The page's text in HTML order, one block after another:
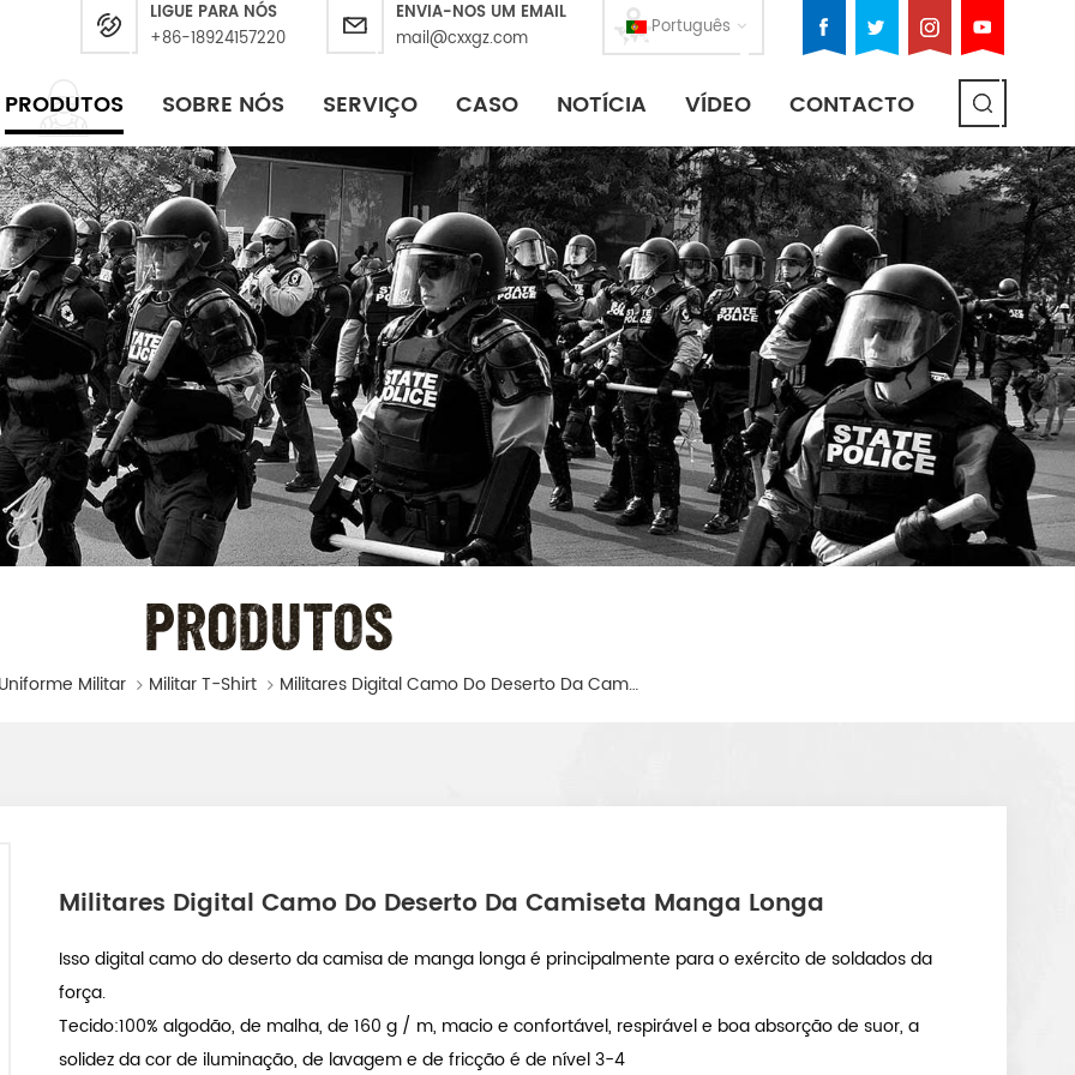
Português
LIGUE PARA NÓS
+86-18924157220
ENVIA-NOS UM EMAIL
mail@cxxgz.com
PRODUTOS SOBRE NÓS SERVIÇO CASO NOTÍCIA VÍDEO CONTACTO
PRODUTOS
Militar Militar T-Shirt Militares Digital Camo Do Deserto Da Camiseta Manga Longa
Militares Digital Camo Do Deserto Da Camiseta Manga Longa
Isso digital camo do deserto da camisa de manga longa é principalmente para o exército de soldados da
força.
Tecido:100% algodão, de malha, de 160 g / m, macio e confortável, respirável e boa absorção de suor, a
solidez da cor de iluminação, de lavagem e de fricção é de nível 3-4